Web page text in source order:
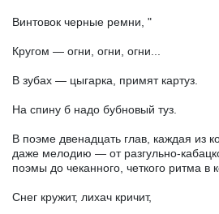
Винтовок черные ремни, "
Кругом — огни, огни, огни...
В зубах — цыгарка, примят картуз.
На спину б надо бубновый туз.
В поэме двенадцать глав, каждая из
даже мелодию — от разгульно-
поэмы до чеканного, четкого ритма в
Снег кружит, лихач кричит,